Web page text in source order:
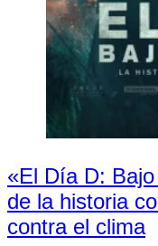
«El Día D:
de la historia
contra el clima